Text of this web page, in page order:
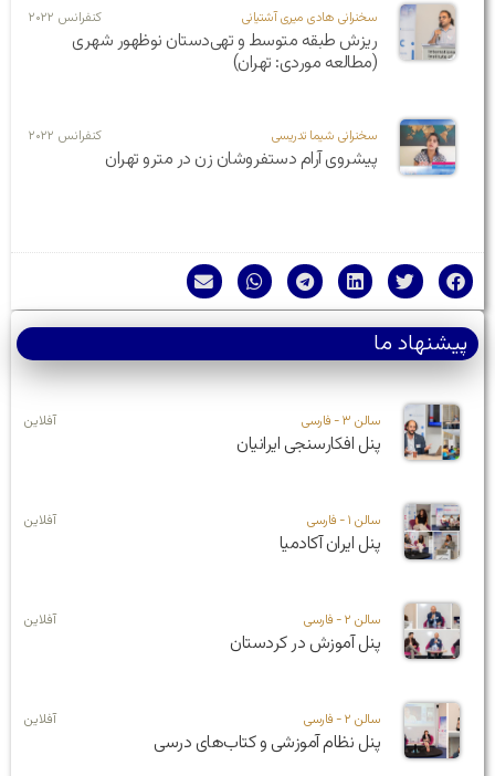
سخنرانی هادی میری آشتیانی کنفرانس ۲۰۲۲
ریزش طبقه متوسط و تهی‌دستان نوظهور شهری
(مطالعه موردی: تهران)
سخنرانی شیما تدریسی کنفرانس ۲۰۲۲
پیشروی آرام دستفروشان زن در مترو تهران
پیشنهاد ما
سالن ۳ - فارسی آفلاین
پنل افکارسنجی ایرانیان
سالن ۱ - فارسی آفلاین
پنل ایران آکادمیا
سالن ۲ - فارسی آفلاین
پنل آموزش در کردستان
سالن ۲ - فارسی آفلاین
پنل نظام آموزشی و کتاب‌های درسی